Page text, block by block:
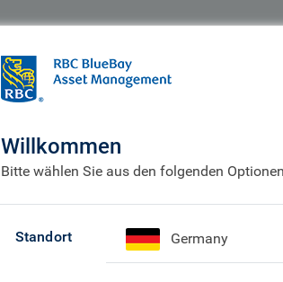
Wer wir sind
Matt
Willkommen
Bitte wählen Sie aus den folgenden Optionen
Standort Germany